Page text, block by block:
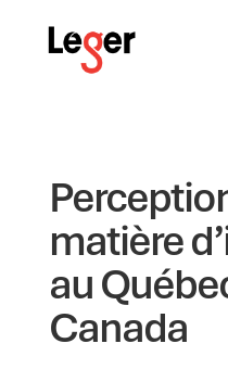
matière
au
Canada